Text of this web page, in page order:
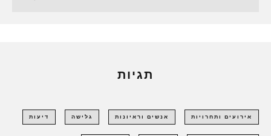
תגיות
אירועים ותחרויות אנשים וראיונות גלישה דיעות